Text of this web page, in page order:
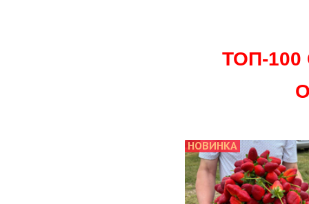
ТОП-
НОВИНКА